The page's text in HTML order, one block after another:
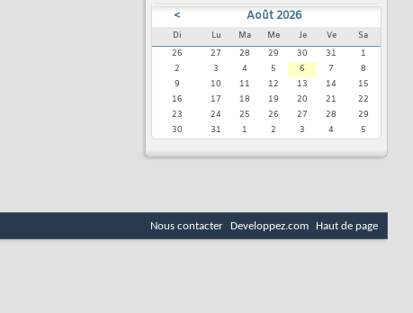
< Août 2026
Di Lu Ma Me Je Ve
Sa
26
27 28 29 30 31
1
2
3 4 5 6 7
8
9
10 11 12 13 14
15
16
17 18 19 20 21
22
23
24 25 26 27 28
29
30
31 1 2 3 4 5
Nous contacter Developpez.com Haut de page